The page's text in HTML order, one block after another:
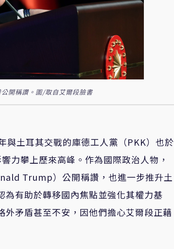
開稱讚。圖/取自艾爾段臉書
與土耳其交戰的庫德工人黨（PKK）也於
力攀上歷來高峰。作為國際政治人物，
Trump）公開稱讚，也進一步推升土
有助於轉移國內焦點並強化其權力基
矛盾甚至不安，因他們擔心艾爾段正藉